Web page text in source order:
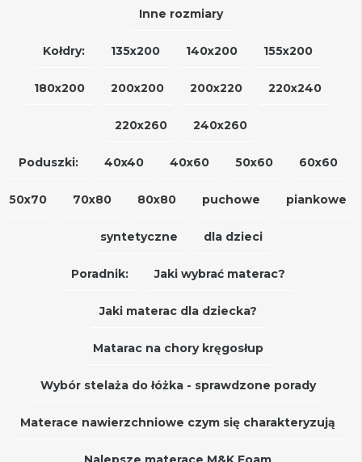
Inne rozmiary
Kołdry: 135x200 140x200 155x200
180x200 200x200 200x220 220x240
220x260 240x260
Poduszki: 40x40 40x60 50x60 60x60
50x70 70x80 80x80 puchowe piankowe
syntetyczne dla dzieci
Poradnik: Jaki wybrać materac?
Jaki materac dla dziecka?
Matarac na chory kręgosłup
Wybór stelaża do łóżka - sprawdzone porady
Materace nawierzchniowe czym się charakteryzują